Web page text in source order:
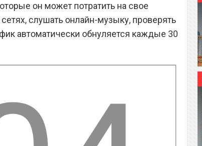
он может потратить на свое
слушать онлайн-музыку, проверять
автоматически обнуляется каждые 30